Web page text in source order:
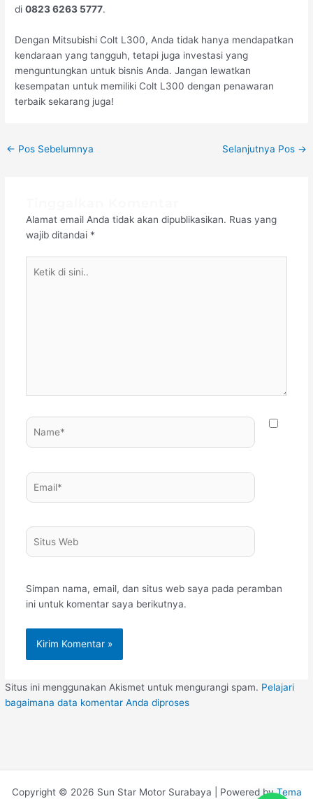
di0823 6263 5777.
Dengan Mitsubishi Colt L300, Anda tidak hanya mendapatkan
kendaraan yang tangguh, tetapi juga investasi yang
menguntungkan untuk bisnis Anda. Jangan lewatkan
kesempatan untuk memiliki Colt L300 dengan penawaran
terbaik sekarang juga!
← Pos Sebelumnya Selanjutnya Pos →
Alamat email Anda tidak akan dipublikasikan. Ruas yang
wajib ditandai *
Name*
Email*
Situs
Web
Simpan nama, email, dan situs web saya pada peramban
ini untuk komentar saya berikutnya.
Situs ini menggunakan Akismet untuk mengurangi spam. Pelajari
bagaimana data komentar Anda diproses
Copyright © 2026 Sun Star Motor Surabaya | Powered byTema